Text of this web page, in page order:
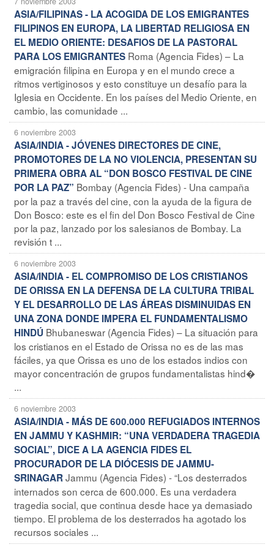
ASIA/FILIPINAS - LA ACOGIDA DE LOS EMIGRANTES
FILIPINOS EN EUROPA, LA LIBERTAD RELIGIOSA EN
EL MEDIO ORIENTE: DESAFIOS DE LA PASTORAL
PARA LOS EMIGRANTES Roma (Agencia Fides) – La
emigración filipina en Europa y en el mundo crece a
ritmos vertiginosos y esto constituye un desafío para la
Iglesia en Occidente. En los países del Medio Oriente, en
cambio, las comunidade ...
6 noviembre 2003
ASIA/INDIA - JÓVENES DIRECTORES DE CINE,
PROMOTORES DE LA NO VIOLENCIA, PRESENTAN SU
PRIMERA OBRA AL “DON BOSCO FESTIVAL DE CINE
POR LA PAZ” Bombay (Agencia Fides) - Una campaña
por la paz a través del cine, con la ayuda de la figura de
Don Bosco: este es el fin del Don Bosco Festival de Cine
por la paz, lanzado por los salesianos de Bombay. La
revisión t ...
6 noviembre 2003
ASIA/INDIA - EL COMPROMISO DE LOS CRISTIANOS
DE ORISSA EN LA DEFENSA DE LA CULTURA TRIBAL
Y EL DESARROLLO DE LAS ÁREAS DISMINUIDAS EN
UNA ZONA DONDE IMPERA EL FUNDAMENTALISMO
HINDÚ Bhubaneswar (Agencia Fides) – La situación para
los cristianos en el Estado de Orissa no es de las mas
fáciles, ya que Orissa es uno de los estados indios con
mayor concentración de grupos fundamentalistas hind�
...
6 noviembre 2003
ASIA/INDIA - MÁS DE 600.000 REFUGIADOS INTERNOS
EN JAMMU Y KASHMIR: “UNA VERDADERA TRAGEDIA
SOCIAL”, DICE A LA AGENCIA FIDES EL
PROCURADOR DE LA DIÓCESIS DE JAMMU-
SRINAGARJammu (Agencia Fides) - “Los desterrados
internados son cerca de 600.000. Es una verdadera
tragedia social, que continua desde hace ya demasiado
tiempo. El problema de los desterrados ha agotado los
recursos sociales ...